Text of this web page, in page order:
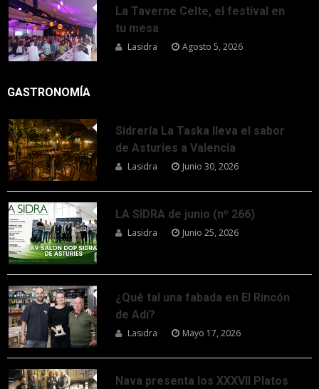
La Taverne Celte, el festival en
tu mesa
Lasidra Agosto 5, 2026
GASTRONOMÍA
Sidrería La Taska lleva el sabor
de Asturies a Valencia
Lasidra Junio 30, 2026
LA SIDRA de junio (nº 266)
Lasidra Junio 25, 2026
¿Qué tal una fabada en El Rincón
de Adi?
Lasidra Mayo 17, 2026
Nava presenta los XXXVII Platos